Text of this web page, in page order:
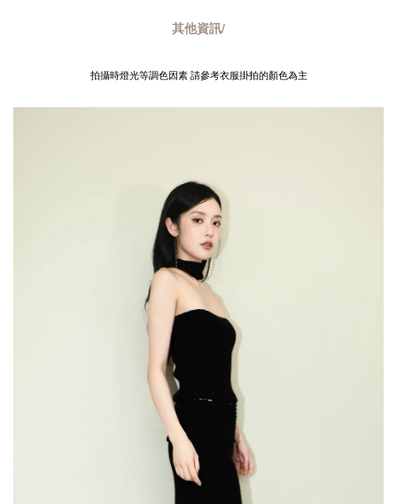
其他資訊/
拍攝時燈光等調色因素 請參考衣服掛拍的顏色為主